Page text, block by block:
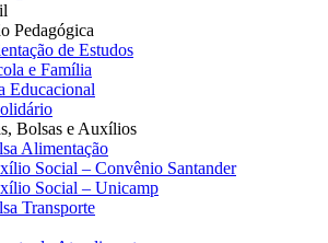
Pedagógica
de Estudos
e Família
Educacional
Bolsas e Auxílios
Alimentação
Social – Convênio Santander
Social – Unicamp
Transporte